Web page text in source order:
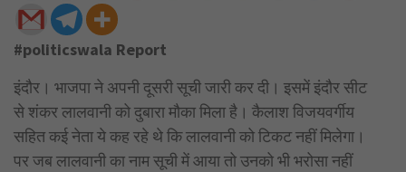
#politicswala Report
इंदौर। भाजपा ने अपनी दूसरी सूची जारी कर दी। इसमें इंदौर सीट
से शंकर लालवानी को दुबारा मौका मिला है। कैलाश विजयवर्गीय
सहित कई नेता ये कह रहे थे कि लालवानी को टिकट नहीं मिलेगा।
पर जब लालवानी का नाम सूची में आया तो उनको भी भरोसा नहीं